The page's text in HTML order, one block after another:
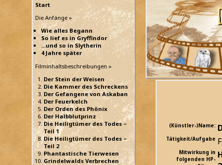
Start
Die Anfänge »
Wie alles Begann
So lief es in Gryffindor
...und so in Slytherin
4 Jahre später
Filminhaltsbeschreibungen »
Der Stein der Weisen
Die Kammer des Schreckens
Der Gefangene von Askaban
Der Feuerkelch
Der Orden des Phönix
Der Halbblutprinz
Die Heiligtümer des Todes –
Teil 1
Die Heiligtümer des Todes –
Teil 2
Phantastische Tierwesen
Grindelwalds Verbrechen
(Künstler-)Name:
Tätigkeit/Aufgabe
Mitwirkung in
folgenden HP-